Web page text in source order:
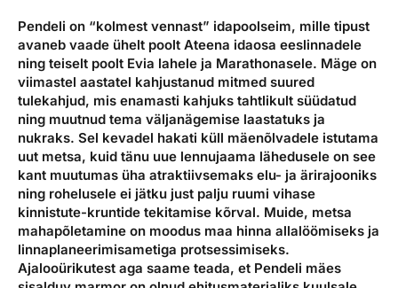
Pendeli on “kolmest vennast” idapoolseim, mille tipust
avaneb vaade ühelt poolt Ateena idaosa eeslinnadele
ning teiselt poolt Evia lahele ja Marathonasele. Mäge on
viimastel aastatel kahjustanud mitmed suured
tulekahjud, mis enamasti kahjuks tahtlikult süüdatud
ning muutnud tema väljanägemise laastatuks ja
nukraks. Sel kevadel hakati küll mäenõlvadele istutama
uut metsa, kuid tänu uue lennujaama lähedusele on see
kant muutumas üha atraktiivsemaks elu- ja ärirajooniks
ning rohelusele ei jätku just palju ruumi vihase
kinnistute-kruntide tekitamise kõrval. Muide, metsa
mahapõletamine on moodus maa hinna allalöömiseks ja
linnaplaneerimisametiga protsessimiseks.
Ajalooürikutest aga saame teada, et Pendeli mäes